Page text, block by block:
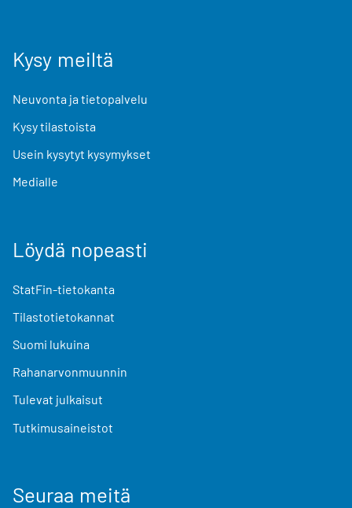
Kysy meiltä
Neuvonta ja tietopalvelu
Kysy tilastoista
Usein kysytyt kysymykset
Medialle
Löydä nopeasti
StatFin-tietokanta
Tilastotietokannat
Suomi lukuina
Rahanarvonmuunnin
Tulevat julkaisut
Tutkimusaineistot
Seuraa meitä